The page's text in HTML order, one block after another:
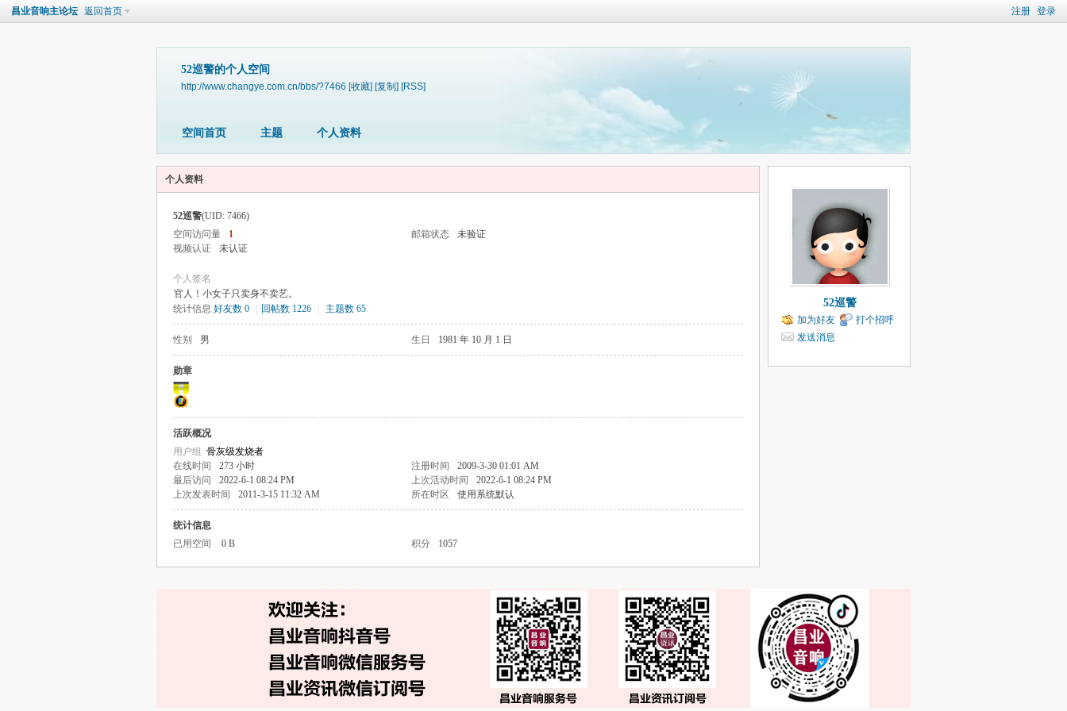
注册 登录
昌业音响主论坛 返回首页
52巡警的个人空间
http://www.changye.com.cn/bbs/?7466 [收藏] [复制] [RSS]
空间首页 主题 个人资料
个人资料
52巡警(UID: 7466)
空间访问量
1 邮箱状态
未验证
视频认证
未认证
个人签名
官人！小女子只卖身不卖艺。
统计信息 好友数 0 回帖数 1226 主题数 65
性别 男 生日 1981 年 10 月 1 日
勋章
活跃概况
用户组 骨灰级发烧者
在线时间
273 小时 注册时间
2009-3-30 01:01 AM
最后访问
2022-6-1 08:24 PM 上次活动时间
2022-6-1 08:24 PM
上次发表时间
2011-3-15 11:32 AM 所在时区 使用系统默认
统计信息
已用空间
0 B 积分 1057
52巡警
加为好友
打个招呼
发送消息